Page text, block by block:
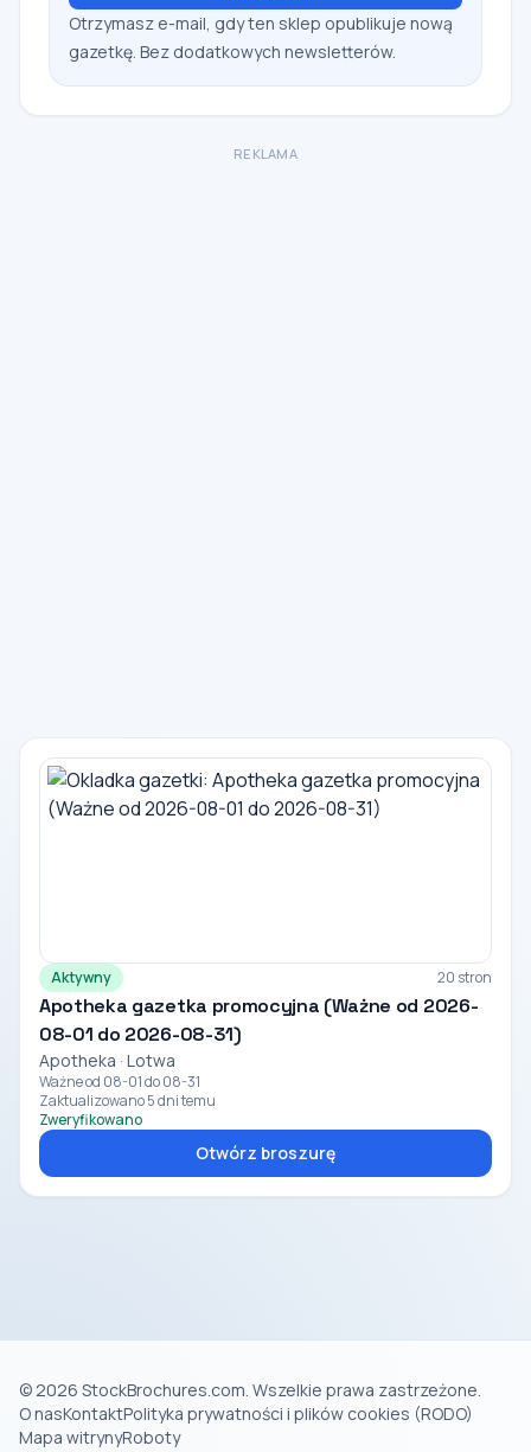
Otrzymasz e-mail, gdy ten sklep opublikuje nową
gazetkę. Bez dodatkowych newsletterów.
REKLAMA
Aktywny 20 stron
Apotheka gazetka promocyjna (Ważne od 2026-
08-01 do 2026-08-31)
Apotheka · Lotwa
Ważne od 08-01 do 08-31
Zaktualizowano 5 dni temu
Zweryfikowano
Otwórz broszurę
© 2026 StockBrochures.com. Wszelkie prawa zastrzeżone.
O nasKontaktPolityka prywatności i plików cookies (RODO)
Mapa witrynyRoboty